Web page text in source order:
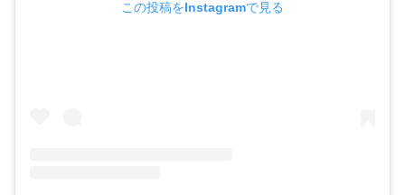
この投稿をInstagramで見る